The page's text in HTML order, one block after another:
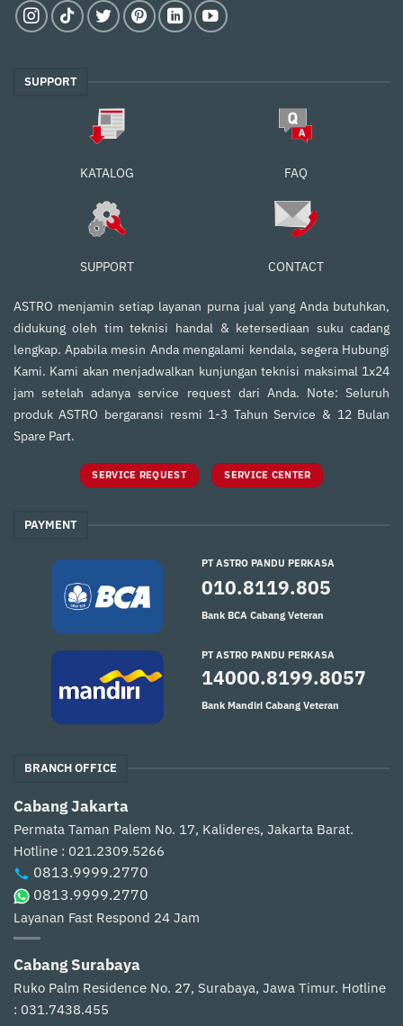
SUPPORT
KATALOG FAQ
SUPPORT CONTACT
ASTRO menjamin setiap layanan purna jual yang Anda butuhkan,
didukung oleh tim teknisi handal & ketersediaan suku cadang
lengkap. Apabila mesin Anda mengalami kendala, segera Hubungi
Kami. Kami akan menjadwalkan kunjungan teknisi maksimal 1x24
jam setelah adanya service request dari Anda. Note: Seluruh
produk ASTRO bergaransi resmi 1-3 Tahun Service & 12 Bulan
Spare Part.
SERVICE REQUEST SERVICE CENTER
PAYMENT
PT ASTRO PANDU PERKASA
010.8119.805
Bank BCA Cabang Veteran
PT ASTRO PANDU PERKASA
14000.8199.8057
Bank Mandiri Cabang Veteran
BRANCH OFFICE
Cabang Jakarta
Permata Taman Palem No. 17, Kalideres, Jakarta Barat.
Hotline : 021.2309.5266
0813.9999.2770
0813.9999.2770
Layanan Fast Respond 24 Jam
Cabang Surabaya
Ruko Palm Residence No. 27, Surabaya, Jawa Timur. Hotline
: 031.7438.455